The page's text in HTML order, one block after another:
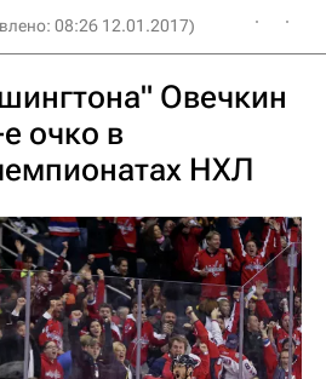
08:26 12.01.2017)
Овечкин
очко в
НХЛ